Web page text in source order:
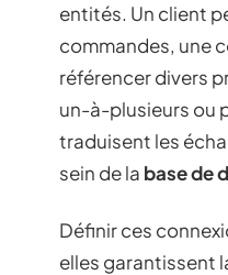
entités. Un client
commandes, une
référencer divers
un-à-plusieurs ou
traduisent les
sein de la base de
Définir ces
elles garantissent